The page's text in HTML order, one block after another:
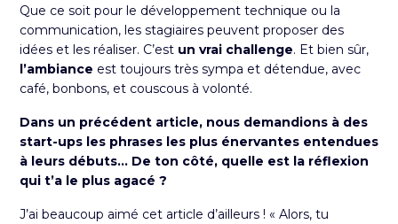
Que ce soit pour le développement technique ou la
communication, les stagiaires peuvent proposer des
idées et les réaliser. C’est un vrai challenge. Et bien sûr,
l’ambiance est toujours très sympa et détendue, avec
café, bonbons, et couscous à volonté.
Dans un précédent article, nous demandions à des
start-ups les phrases les plus énervantes entendues
à leurs débuts... De ton côté, quelle est la réflexion
qui t’a le plus agacé ?
J’ai beaucoup aimé cet article d’ailleurs ! « Alors, tu